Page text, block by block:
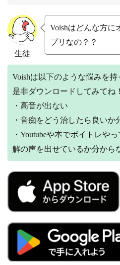
生徒
Voishはどんな方に
プリなの？？
Voishは以下のような悩みを
是非ダウンロードしてみてね！
・高音が出ない
・音痴をどう治したら良いか
・Youtubeや本でボイトレや
解の声を出せているか分から